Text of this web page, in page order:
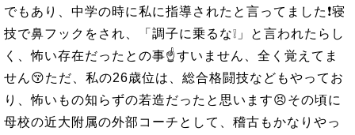
でもあり、中学の時に私に指導されたと言ってました❗寝
技で鼻フックをされ、「調子に乗るな❕」と言われたらし
く、怖い存在だったとの事☝すいません、全く覚えてま
せん😚ただ、私の26歳位は、総合格闘技などもやってお
り、怖いもの知らずの若造だったと思います😣その頃に
母校の近大附属の外部コーチとして、稽古もかなりやっ